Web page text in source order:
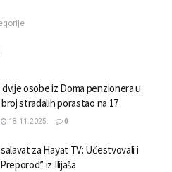
osobe iz Doma penzionera u
stradalih porastao na 17
18.11.2025. 0
za Hayat TV: Učestvovali i
iz Ilijaša